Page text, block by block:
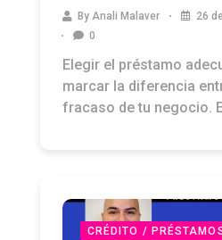
By Anali Malaver
26
0
Elegir el préstamo
marcar la diferencia
fracaso de tu negocio.
CRÉDITO /